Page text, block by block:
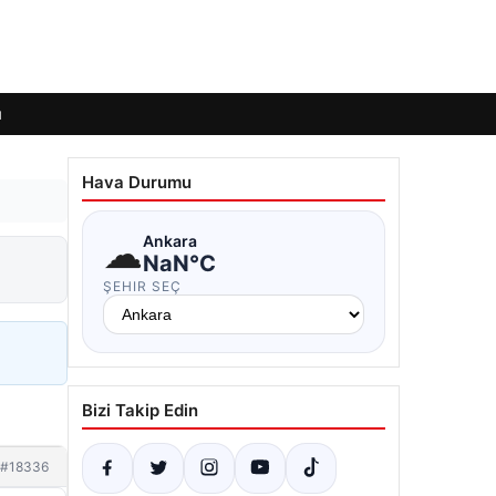
#18336
Hava Durumu
☁Ankara
NaN°C
ŞEHIR SEÇ
Bizi Takip Edin